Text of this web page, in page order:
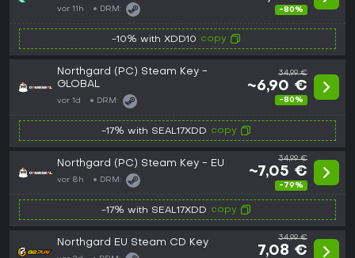
vor 11h DRM: -80%
-10% with XDD10 copy
Northgard (PC) Steam Key -
GLOBAL
vor 1d DRM:
34,99 €
~6,90 €
-80%
-17% with SEAL17XDD copy
Northgard (PC) Steam Key - EU
vor 8h DRM:
34,99 €
~7,05 €
-79%
-17% with SEAL17XDD copy
Northgard EU Steam CD Key 34,99 €
7,08 €